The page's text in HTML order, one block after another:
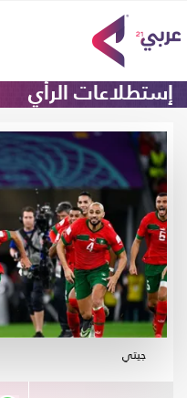
إستطلاعات الرأي
جيتي